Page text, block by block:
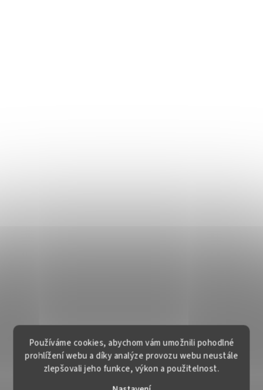
Používáme cookies, abychom vám umožnili pohodlné
prohlížení webu a díky analýze provozu webu neustále
zlepšovali jeho funkce, výkon a použitelnost.